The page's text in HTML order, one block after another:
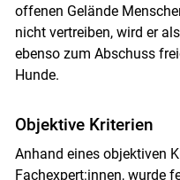
offenen Gelände
nicht vertreiben, wird er
ebenso zum Abschuss
Hunde.
Objektive Kriterien
Anhand eines objektiven
Fachexpert:innen, wurde